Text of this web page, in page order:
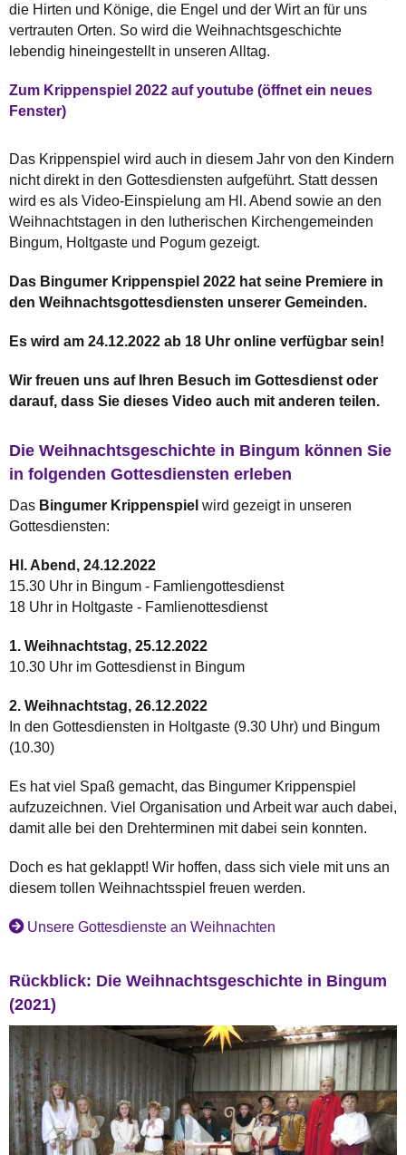
die Hirten und Könige, die Engel und der Wirt an für uns
vertrauten Orten. So wird die Weihnachtsgeschichte
lebendig hineingestellt in unseren Alltag.
Zum Krippenspiel 2022 auf youtube (öffnet ein neues
Fenster)
Das Krippenspiel wird auch in diesem Jahr von den Kindern
nicht direkt in den Gottesdiensten aufgeführt. Statt dessen
wird es als Video-Einspielung am Hl. Abend sowie an den
Weihnachtstagen in den lutherischen Kirchengemeinden
Bingum, Holtgaste und Pogum gezeigt.
Das Bingumer Krippenspiel 2022 hat seine Premiere in
den Weihnachtsgottesdiensten unserer Gemeinden.
Es wird am 24.12.2022 ab 18 Uhr online verfügbar sein!
Wir freuen uns auf Ihren Besuch im Gottesdienst oder
darauf, dass Sie dieses Video auch mit anderen teilen.
Die Weihnachtsgeschichte in Bingum können Sie
in folgenden Gottesdiensten erleben
Das Bingumer Krippenspiel wird gezeigt in unseren
Gottesdiensten:
Hl. Abend, 24.12.2022
15.30 Uhr in Bingum - Famliengottesdienst
18 Uhr in Holtgaste - Famlienottesdienst
1. Weihnachtstag, 25.12.2022
10.30 Uhr im Gottesdienst in Bingum
2. Weihnachtstag, 26.12.2022
In den Gottesdiensten in Holtgaste (9.30 Uhr) und Bingum
(10.30)
Es hat viel Spaß gemacht, das Bingumer Krippenspiel
aufzuzeichnen. Viel Organisation und Arbeit war auch dabei,
damit alle bei den Drehterminen mit dabei sein konnten.
Doch es hat geklappt! Wir hoffen, dass sich viele mit uns an
diesem tollen Weihnachtsspiel freuen werden.
Unsere Gottesdienste an Weihnachten
Rückblick: Die Weihnachtsgeschichte in Bingum
(2021)